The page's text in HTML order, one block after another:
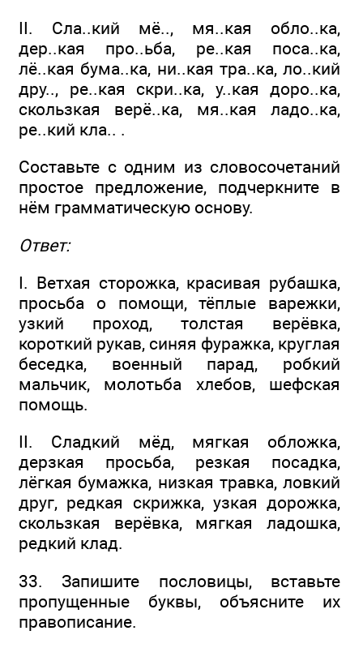
II. Сла..кий мё.., мя..кая обло..ка,
дер..кая про..ьба, ре..кая поса..ка,
лё..кая бума..ка, ни..кая тра..ка, ло..кий
дру.., ре..кая скри..ка, у..кая доро..ка,
скользкая верё..ка, мя..кая ладо..ка,
ре..кий кла.. .
Составьте с одним из словосочетаний
простое предложение, подчеркните в
нём грамматическую основу.
Ответ:
I. Ветхая сторожка, красивая рубашка,
просьба о помощи, тёплые варежки,
узкий проход, толстая верёвка,
короткий рукав, синяя фуражка, круглая
беседка, военный парад, робкий
мальчик, молотьба хлебов, шефская
помощь.
II. Сладкий мёд, мягкая обложка,
дерзкая просьба, резкая посадка,
лёгкая бумажка, низкая травка, ловкий
друг, редкая скрижка, узкая дорожка,
скользкая верёвка, мягкая ладошка,
редкий клад.
33. Запишите пословицы, вставьте
пропущенные буквы, объясните их
правописание.